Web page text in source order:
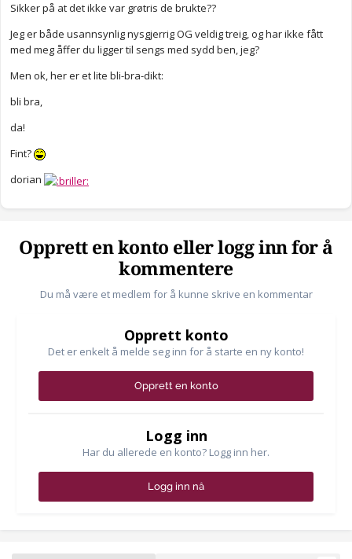
Sikker på at det ikke var grøtris de brukte??
Jeg er både usannsynlig nysgjerrig OG veldig treig, og har ikke fått
med meg åffer du ligger til sengs med sydd ben, jeg?
Men ok, her er et lite bli-bra-dikt:
bli bra,
da!
Fint?
dorian
Opprett en konto eller logg inn for å
kommentere
Du må være et medlem for å kunne skrive en kommentar
Opprett konto
Det er enkelt å melde seg inn for å starte en ny konto!
Opprett en konto
Logg inn
Har du allerede en konto? Logg inn her.
Logg inn nå